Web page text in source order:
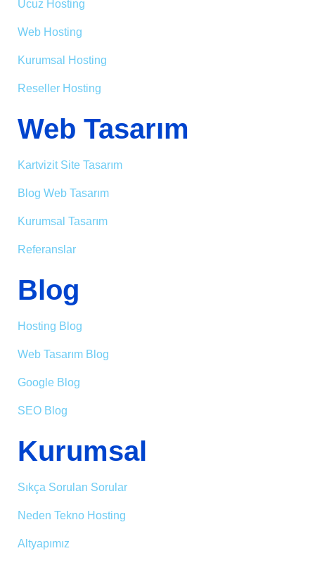
Ucuz Hosting
Web Hosting
Kurumsal Hosting
Reseller Hosting
Web Tasarım
Kartvizit Site Tasarım
Blog Web Tasarım
Kurumsal Tasarım
Referanslar
Blog
Hosting Blog
Web Tasarım Blog
Google Blog
SEO Blog
Kurumsal
Sıkça Sorulan Sorular
Neden Tekno Hosting
Altyapımız